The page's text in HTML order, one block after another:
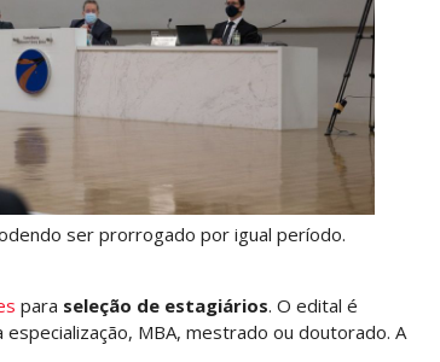
ser prorrogado por igual período.
para seleção de estagiários. O edital é
especialização, MBA, mestrado ou doutorado. A